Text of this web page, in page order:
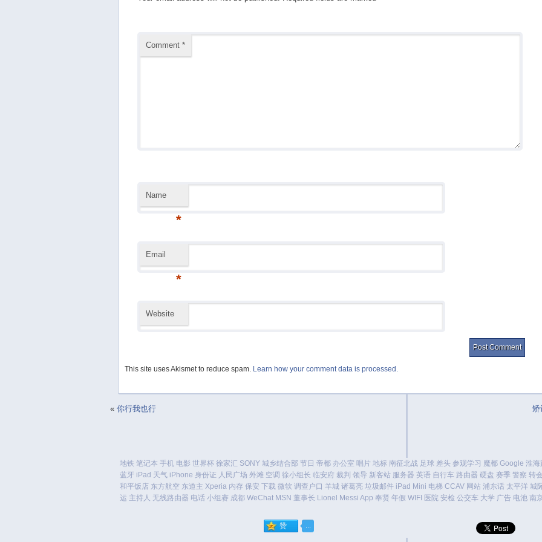
Comment*
Name
*
Email
*
Website
This site uses Akismet to reduce spam. Learn how your comment data is processed.
« 你行我也行 矫
地铁 笔记本 手机 电影 世界杯 徐家汇 SONY 城乡结合部 节日 帝都 办公室 唱片 地标 南征北战 足球 差头 参观学习 魔都 Google 淮海
蓝牙 iPad 天气 iPhone 身份证 人民广场 外滩 空调 徐小组长 临安府 裁判 领导 新客站 服务器 英语 自行车 路由器 硬盘 赛季 警察 转会
和平饭店 东方航空 东道主 Xperia 内存 保安 下载 微软 调查户口 羊城 诸葛亮 垃圾邮件 iPad Mini 电梯 CCAV 网站 浦东话 太平洋 城
运 主持人 无线路由器 电话 小组赛 成都 WeChat MSN 董事长 Lionel Messi App 奉贤 年假 WIFI 医院 安检 公交车 大学 广告 电池 南